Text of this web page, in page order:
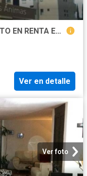
A04.3 EXCELENTE DEPARTAMENTO EN RENTA EN TORRES DE LAS ANIMAS
Ver en detalle
Ver foto